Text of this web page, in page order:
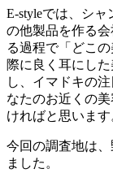
E-styleでは、シ
の他製品を作る
る過程で「どこ
際に良く耳にし
し、イマドキの
なたのお近くの
ければと思います
今回の調査地は
ました。